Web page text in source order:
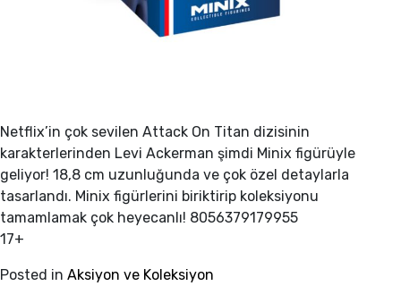
Netflix’in çok sevilen Attack On Titan dizisinin
karakterlerinden Levi Ackerman şimdi Minix figürüyle
geliyor! 18,8 cm uzunluğunda ve çok özel detaylarla
tasarlandı. Minix figürlerini biriktirip koleksiyonu
tamamlamak çok heyecanlı! 8056379179955
17+
Posted in Aksiyon ve Koleksiyon